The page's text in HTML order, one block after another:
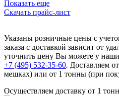
Показать еще
Скачать прайс-лист
Указаны розничные цены с
заказа с доставкой зависит от
уточнить цену Вы можете у
+7 (495) 532-35-60. Доставляем
мешках) или от 1 тонны (при
Осуществляем доставку от 1